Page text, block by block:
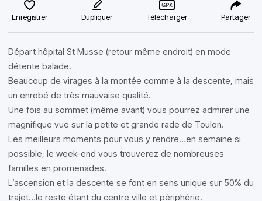
Enregistrer Dupliquer Télécharger Partager
Départ hôpital St Musse (retour même endroit) en mode
détente balade.
Beaucoup de virages à la montée comme à la descente, mais
un enrobé de très mauvaise qualité.
Une fois au sommet (même avant) vous pourrez admirer une
magnifique vue sur la petite et grande rade de Toulon.
Les meilleurs moments pour vous y rendre…en semaine si
possible, le week-end vous trouverez de nombreuses
familles en promenades.
L’ascension et la descente se font en sens unique sur 50% du
trajet…le reste étant du centre ville et périphérie.